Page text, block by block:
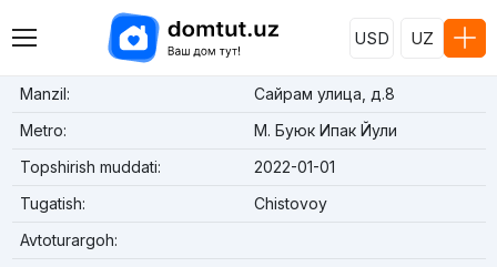
USD UZ
Manzil:
Сайрам улица, д.8
Metro:
М. Буюк Ипак Йули
Topshirish muddati:
2022-01-01
Tugatish:
Chistovoy
Avtoturargoh: